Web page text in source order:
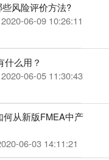
风险评价方法?
06-09 10:26:11
什么用？
06-05 11:30:43
从新版FMEA中产
06-03 14:11:21